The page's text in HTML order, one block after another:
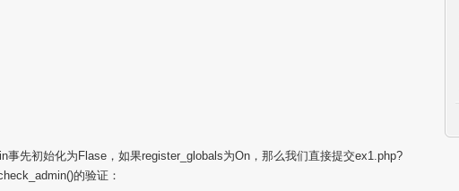
事先初始化为Flase，如果register_globals为On，那么我们直接提交ex1.php?
的验证：